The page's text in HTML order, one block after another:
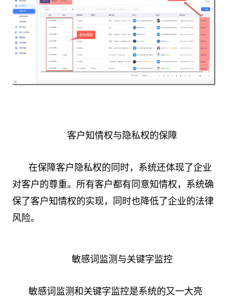
客户知情权与隐私权的保障
在保障客户隐私权的同时，系统还体现了企业
对客户的尊重。所有客户都有同意知情权，系统确
保了客户知情权的实现，同时也降低了企业的法律
风险。
敏感词监测与关键字监控
敏感词监测和关键字监控是系统的又一大亮